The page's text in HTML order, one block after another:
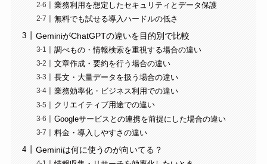
業務利用を想定したセキュリティとデータ保護
無料でも試せる導入ハードルの低さ
GeminiがChatGPTの違いを目的別で比較
調べもの・情報検索を重視する場合の違い
文章作成・要約を行う場合の違い
長文・大量データを扱う場合の違い
業務効率化・ビジネス利用での違い
クリエイティブ用途での違い
Googleサービスとの連携を前提にした場合の違い
料金・導入しやすさの違い
Geminiは何に使うのが向いてる？